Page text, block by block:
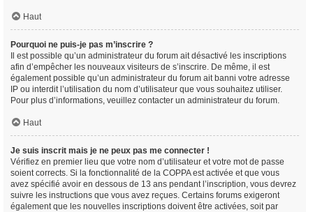
Haut
Pourquoi ne puis-je pas m’inscrire ?
Il est possible qu’un administrateur du forum ait désactivé les inscriptions
afin d’empêcher les nouveaux visiteurs de s’inscrire. De même, il est
également possible qu’un administrateur du forum ait banni votre adresse
IP ou interdit l’utilisation du nom d’utilisateur que vous souhaitez utiliser.
Pour plus d’informations, veuillez contacter un administrateur du forum.
Haut
Je suis inscrit mais je ne peux pas me connecter !
Vérifiez en premier lieu que votre nom d’utilisateur et votre mot de passe
soient corrects. Si la fonctionnalité de la COPPA est activée et que vous
avez spécifié avoir en dessous de 13 ans pendant l’inscription, vous devrez
suivre les instructions que vous avez reçues. Certains forums exigeront
également que les nouvelles inscriptions doivent être activées, soit par